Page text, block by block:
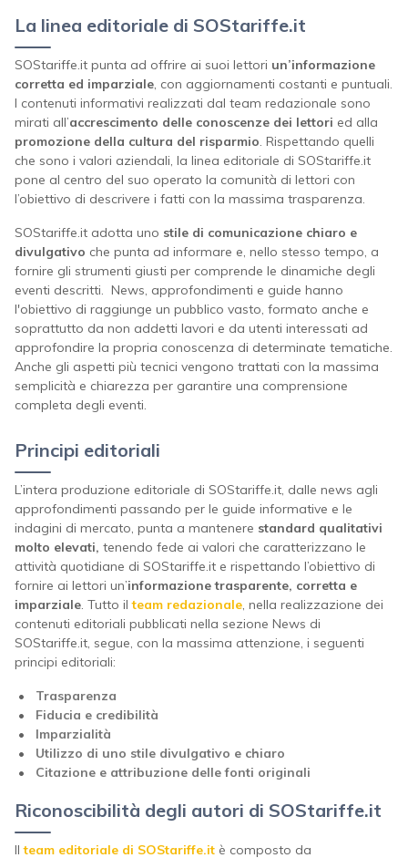
La linea editoriale di SOStariffe.it
SOStariffe.it punta ad offrire ai suoi lettori un’informazione
corretta ed imparziale, con aggiornamenti costanti e puntuali.
I contenuti informativi realizzati dal team redazionale sono
mirati all’accrescimento delle conoscenze dei lettori ed alla
promozione della cultura del risparmio. Rispettando quelli
che sono i valori aziendali, la linea editoriale di SOStariffe.it
pone al centro del suo operato la comunità di lettori con
l’obiettivo di descrivere i fatti con la massima trasparenza.
SOStariffe.it adotta uno stile di comunicazione chiaro e
divulgativo che punta ad informare e, nello stesso tempo, a
fornire gli strumenti giusti per comprende le dinamiche degli
eventi descritti. News, approfondimenti e guide hanno
l'obiettivo di raggiunge un pubblico vasto, formato anche e
soprattutto da non addetti lavori e da utenti interessati ad
approfondire la propria conoscenza di determinate tematiche.
Anche gli aspetti più tecnici vengono trattati con la massima
semplicità e chiarezza per garantire una comprensione
completa degli eventi.
Principi editoriali
L’intera produzione editoriale di SOStariffe.it, dalle news agli
approfondimenti passando per le guide informative e le
indagini di mercato, punta a mantenere standard qualitativi
molto elevati, tenendo fede ai valori che caratterizzano le
attività quotidiane di SOStariffe.it e rispettando l’obiettivo di
fornire ai lettori un’informazione trasparente, corretta e
imparziale. Tutto il team redazionale, nella realizzazione dei
contenuti editoriali pubblicati nella sezione News di
SOStariffe.it, segue, con la massima attenzione, i seguenti
principi editoriali:
Trasparenza
Fiducia e credibilità
Imparzialità
Utilizzo di uno stile divulgativo e chiaro
Citazione e attribuzione delle fonti originali
Riconoscibilità degli autori di SOStariffe.it
Ilteam editoriale di SOStariffe.it è composto da